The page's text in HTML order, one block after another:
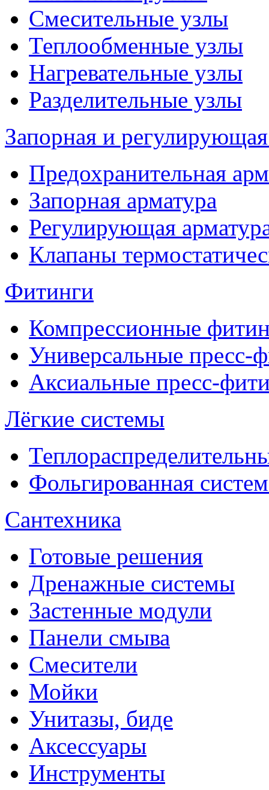
Смесительные узлы
Теплообменные узлы
Нагревательные узлы
Разделительные узлы
Запорная и
Предохранительная
Запорная арматура
Регулирующая
Клапаны
Фитинги
Компрессионные
Универсальные пресс-
Аксиальные пресс-
Лёгкие системы
Фольгированная
Сантехника
Готовые решения
Дренажные системы
Застенные модули
Панели смыва
Смесители
Мойки
Унитазы, биде
Аксессуары
Инструменты